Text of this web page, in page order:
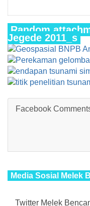
Random
Jegede 2011_s
Facebook
Media Sosial Melek
Twitter Melek